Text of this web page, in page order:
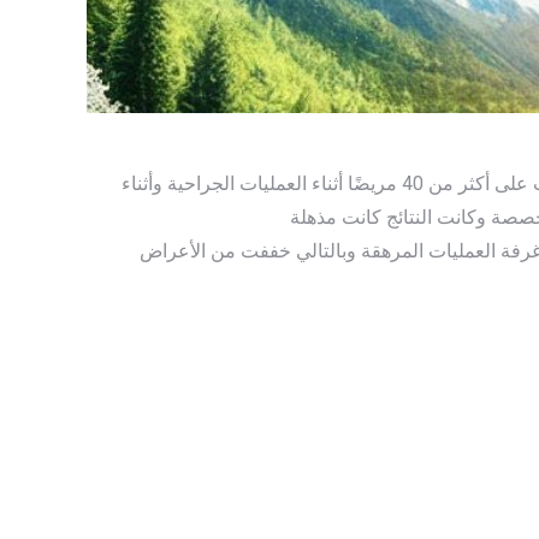
نجح فريق من الباحثين في عدة مستشفيات خاصة وحكومية فلسطينية بالتعاون مع شركة اميسنس للحلول التفاعلية بإجراء تجارب على أكثر من 40 مريضًا أثناء العمليات الجراحية وأثناء
وكانت النتائج كانت مذهلة
غرفة العمليات المرهقة وبالتالي خففت من الأعراض